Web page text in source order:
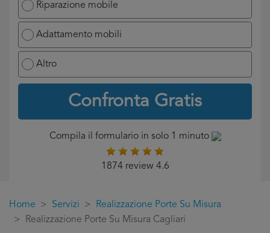
Riparazione mobile
Adattamento mobili
Altro
Confronta Gratis
Compila il formulario in solo 1 minuto
1874 review 4.6
Home Servizi
Realizzazione Porte Su Misura
Realizzazione Porte Su Misura Cagliari